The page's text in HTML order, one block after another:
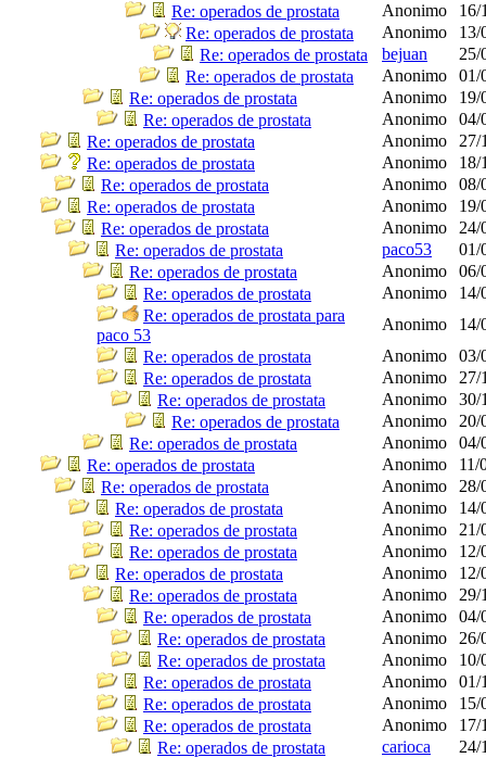
Re: operados de prostata
Anonimo
16/
Re: operados de prostata
Anonimo
13/
Re: operados de prostata
bejuan
25/
Re: operados de prostata
Anonimo
01/
Re: operados de prostata
Anonimo
19/
Re: operados de prostata
Anonimo
04/
Re: operados de prostata
Anonimo
27/
Re: operados de prostata
Anonimo
18/
Re: operados de prostata
Anonimo
08/
Re: operados de prostata
Anonimo
19/
Re: operados de prostata
Anonimo
24/
Re: operados de prostata
paco53
01/
Re: operados de prostata
Anonimo
06/
Re: operados de prostata
Anonimo
14/
Re: operados de prostata para
paco 53
Anonimo
14/
Re: operados de prostata
Anonimo
03/
Re: operados de prostata
Anonimo
27/
Re: operados de prostata
Anonimo
30/
Re: operados de prostata
Anonimo
20/
Re: operados de prostata
Anonimo
04/
Re: operados de prostata
Anonimo
11/
Re: operados de prostata
Anonimo
28/
Re: operados de prostata
Anonimo
14/
Re: operados de prostata
Anonimo
21/
Re: operados de prostata
Anonimo
12/
Re: operados de prostata
Anonimo
12/
Re: operados de prostata
Anonimo
29/
Re: operados de prostata
Anonimo
04/
Re: operados de prostata
Anonimo
26/
Re: operados de prostata
Anonimo
10/
Re: operados de prostata
Anonimo
01/
Re: operados de prostata
Anonimo
15/
Re: operados de prostata
Anonimo
17/
Re: operados de prostata
carioca
24/